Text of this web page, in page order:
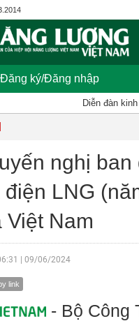
Đăng ký/Đăng nhập
Diễn đàn kinh
nghị ban
LNG
Việt Nam
09/06/2024
link
- Bộ Công